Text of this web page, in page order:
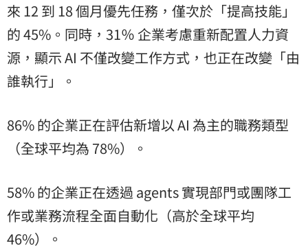
來 12 到 18 個月優先任務，僅次於「提高技能」
的 45%。同時，31％ 企業考慮重新配置人力資
源，顯示 AI 不僅改變工作方式，也正在改變「由
誰執行」。
86% 的企業正在評估新增以 AI 為主的職務類型
（全球平均為 78%）。
58% 的企業正在透過 agents 實現部門或團隊工
作或業務流程全面自動化（高於全球平均
46%）。